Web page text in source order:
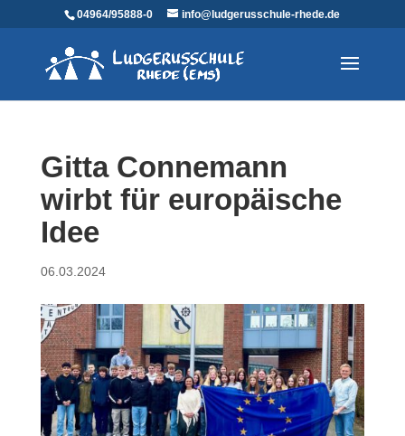
04964/95888-0 info@ludgerusschule-rhede.de
Gitta Connemann
wirbt für europäische
Idee
06.03.2024